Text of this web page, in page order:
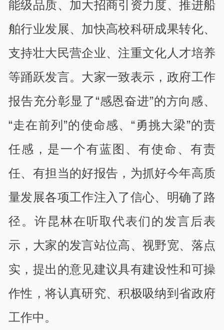
能级品质、加大招商引资力度、推进船
舶行业发展、加快高校科研成果转化、
支持壮大民营企业、注重文化人才培养
等踊跃发言。大家一致表示，政府工作
报告充分彰显了“感恩奋进”的方向感、
“走在前列”的使命感、“勇挑大梁”的责
任感，是一个有蓝图、有使命、有责
任、有担当的好报告，为抓好今年高质
量发展各项工作注入了信心、明确了路
径。许昆林在听取代表们的发言后表
示，大家的发言站位高、视野宽、落点
实，提出的意见建议具有建设性和可操
作性，将认真研究、积极吸纳到省政府
工作中。